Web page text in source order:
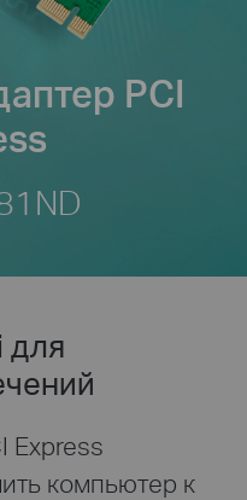
PCI
для
Express
компьютер к